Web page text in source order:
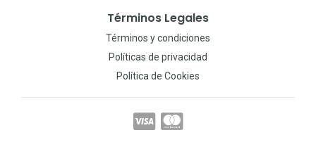
Términos Legales
Términos y condiciones
Políticas de privacidad
Política de Cookies